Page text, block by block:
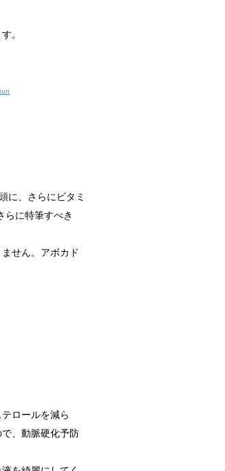
？
。
に、さらにビタミ
らに特筆すべき
せん。アボカド
ロールを減ら
、動脈硬化予防